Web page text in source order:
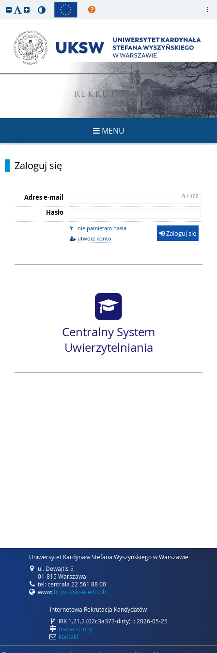
REKRUTACJA
MENU
Zaloguj się
Adres e-mail 0 / 100
Hasło
nie pamiętam hasła
utwórz konto
Zaloguj się
Centralny System
Uwierzytelniania
Uniwersytet Kardynała Stefana Wyszyńskiego w Warszawie
ul. Dewajtis 5
01-815 Warszawa
tel: centrala 22 561 88 00
www: https://uksw.edu.pl/
Internetowa Rekrutacja Kandydatów
IRK 1.21.2 (02c3a373-dirty) :: 2026-05-25
mapa strony
kontakt